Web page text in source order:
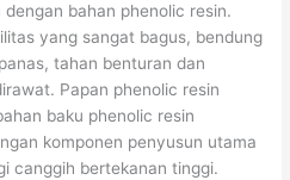
bahan phenolic resin.
yang sangat bagus, bendung
tahan benturan dan
Papan phenolic resin
baku phenolic resin
komponen penyusun utama
canggih bertekanan tinggi.